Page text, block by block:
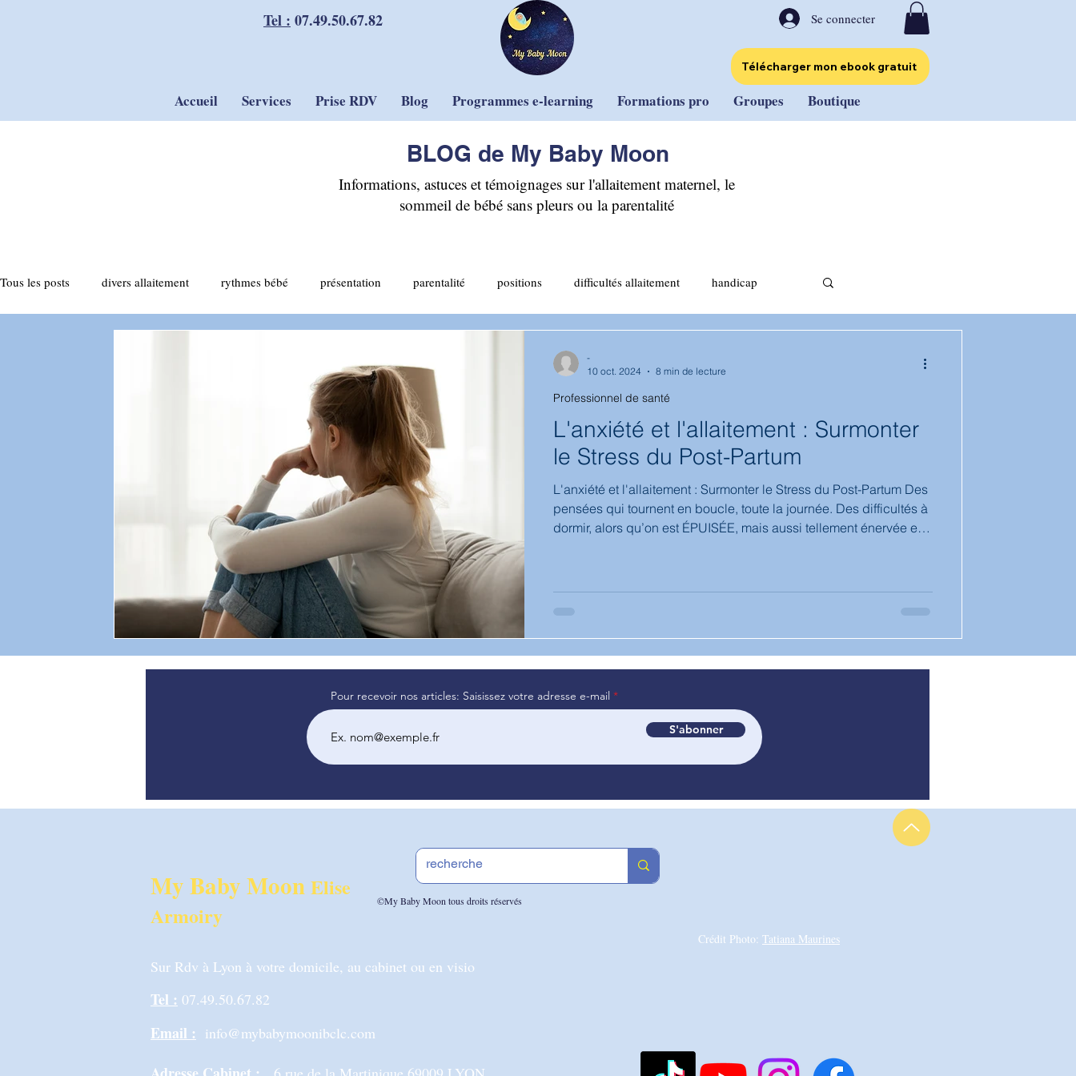
Tel : 07.49.50.67.82 Se connecter
Télécharger mon ebook gratuit
Accueil Services Prise RDV Blog Programmes e-learning Formations pro Groupes Boutique
BLOG de My Baby Moon
Informations, astuces et témoignages sur l'allaitement maternel, le
sommeil de bébé sans pleurs ou la parentalité
Tous les posts divers allaitement rythmes bébé présentation parentalité positions difficultés allaitement handicap
psychologie biberon
L'anxiété et l'allaitement : Surmonter
le Stress du Post-Partum
L'anxiété et l'allaitement : Surmonter le Stress du Post-Partum Des
pensées qui tournent en boucle, toute la journée. Des difficultés à
dormir, alors qu’on est ÉPUISÉE, mais aussi tellement énervée et à
Professionnel de santé
-
10 oct. 2024
8 min de lecture
Pour recevoir nos articles: Saisissez votre adresse e-mail
S'abonner
My Baby Moon Elise
Armoiry
©My Baby Moon tous droits réservés
Crédit Photo: Tatiana Maurines
Sur Rdv à Lyon à votre domicile, au cabinet ou en visio
Tel : 07.49.50.67.82
Email : info@mybabymoonibclc.com